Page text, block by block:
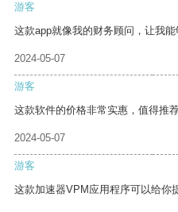
游客
这款app就像我的财务顾问，让我能
2024-05-07
游客
这款软件的价格非常实惠，值得推荐
2024-05-07
游客
这款加速器VPM应用程序可以给你